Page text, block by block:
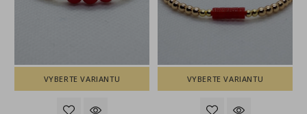
VYBERTE VARIANTU VYBERTE VARIANTU